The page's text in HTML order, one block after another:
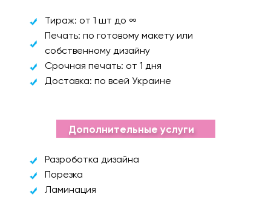
Тираж: от 1 шт до ∞
Печать: по готовому макету или
собственному дизайну
Срочная печать: от 1 дня
Доставка: по всей Украине
Дополнительные услуги
Разроботка дизайна
Порезка
Ламинация